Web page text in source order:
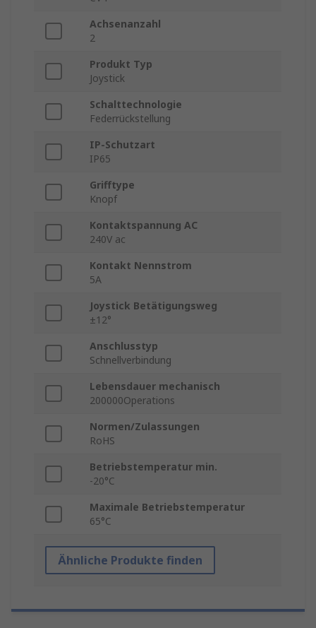
Achsenanzahl
2
Produkt Typ
Joystick
Schalttechnologie
Federrückstellung
IP-Schutzart
IP65
Grifftype
Knopf
Kontaktspannung AC
240V ac
Kontakt Nennstrom
5A
Joystick Betätigungsweg
±12°
Anschlusstyp
Schnellverbindung
Lebensdauer mechanisch
200000Operations
Normen/Zulassungen
RoHS
Betriebstemperatur min.
-20°C
Maximale Betriebstemperatur
65°C
Ähnliche Produkte finden